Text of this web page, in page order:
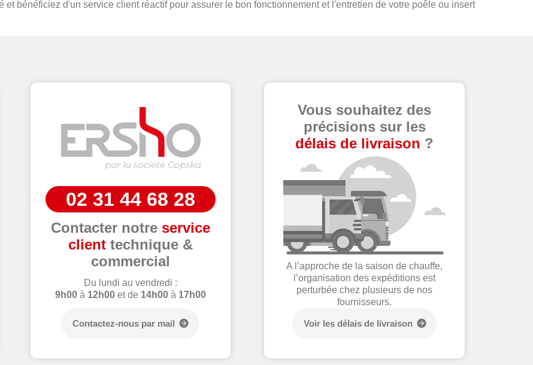
et bénéficiez d'un service client réactif pour assurer le bon fonctionnement et l'entretien de votre poêle ou insert
02 31 44 68 28
Contacter notre service
clienttechnique &
commercial
Du lundi au vendredi :
9h00à 12h00et de 14h00à 17h00
Contactez-nous par mail
Vous souhaitez des
précisions sur les
délais de livraison ?
A l’approche de la saison de chauffe,
l’organisation des expéditions est
perturbée chez plusieurs de nos
fournisseurs.
Voir les délais de livraison